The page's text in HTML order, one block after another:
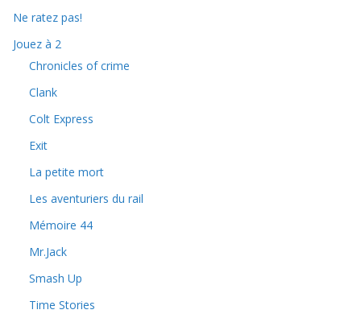
Ne ratez pas!
Jouez à 2
Chronicles of crime
Clank
Colt Express
Exit
La petite mort
Les aventuriers du rail
Mémoire 44
Mr.Jack
Smash Up
Time Stories